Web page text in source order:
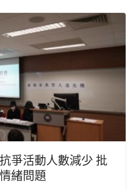
爭活動人數減少 批
緒問題